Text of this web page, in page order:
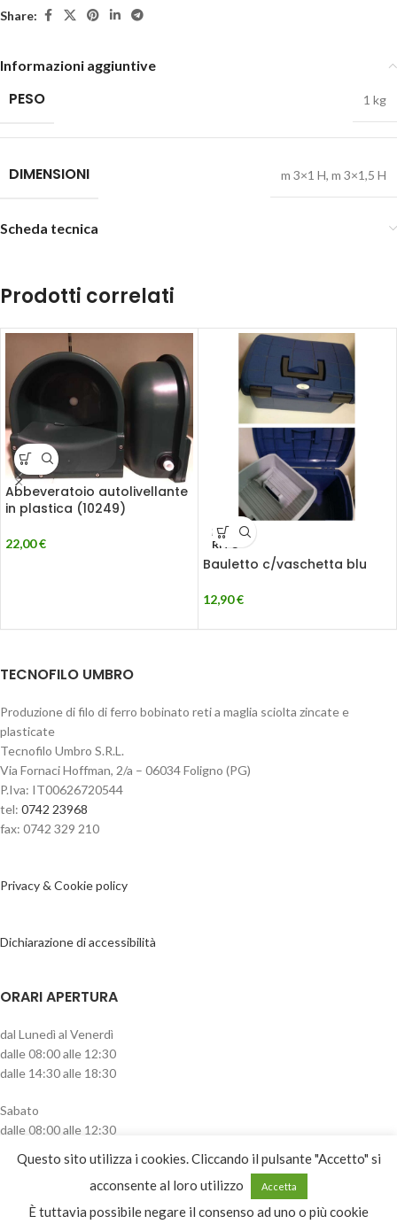
Share:
Informazioni aggiuntive
PESO 1 kg
DIMENSIONI m 3×1 H, m 3×1,5 H
Scheda tecnica
Prodotti correlati
Abbeveratoio autolivellante
in plastica (10249)
22,00€
ESAU
RITO
Bauletto c/vaschetta blu
12,90€
TECNOFILO UMBRO
Produzione di filo di ferro bobinato reti a maglia sciolta zincate e
plasticate
Tecnofilo Umbro S.R.L.
Via Fornaci Hoffman, 2/a – 06034 Foligno (PG)
P.Iva: IT00626720544
tel: 0742 23968
fax: 0742 329 210
Privacy & Cookie policy
Dichiarazione di accessibilità
ORARI APERTURA
dal Lunedì al Venerdì
dalle 08:00 alle 12:30
dalle 14:30 alle 18:30
Sabato
dalle 08:00 alle 12:30
CATEGORIE PRODOTTO
Questo sito utilizza i cookies. Cliccando il pulsante "Accetto" si
acconsente al loro utilizzo
Accetta
È tuttavia possibile negare il consenso ad uno o più cookie